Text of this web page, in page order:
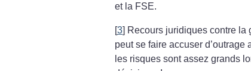
et la FSE.
[3] Recours juridiques contre la
peut se faire accuser d’outrage
les risques sont assez grands